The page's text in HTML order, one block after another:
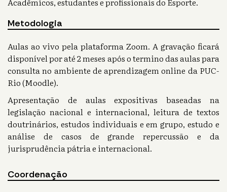
Metodologia
Aulas ao vivo pela plataforma Zoom. A gravação ficará
disponível por até 2 meses após o termino das aulas para
consulta no ambiente de aprendizagem online da PUC-
Rio (Moodle).
Apresentação de aulas expositivas baseadas na
legislação nacional e internacional, leitura de textos
doutrinários, estudos individuais e em grupo, estudo e
análise de casos de grande repercussão e da
jurisprudência pátria e internacional.
Coordenação